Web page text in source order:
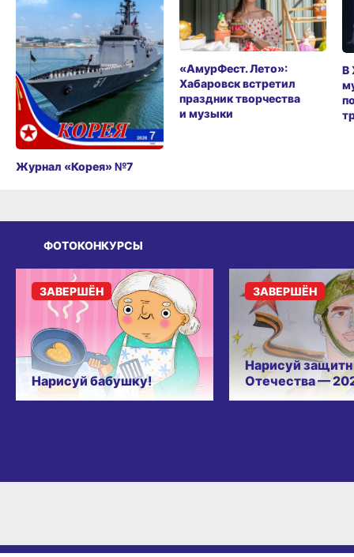
Журнал «Корея» №7
«АмурФест. Лето»:
Хабаровск встретил
праздник творчества
и музыки
В
ФОТОКОНКУРСЫ
Нарисуй бабушку!
ЗАВЕРШЁН
Нарисуй
Отечества —
ЗАВЕРШЁН